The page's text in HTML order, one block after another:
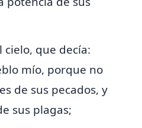
cielo, que decía:
mío, porque no
de sus pecados, y
sus plagas;